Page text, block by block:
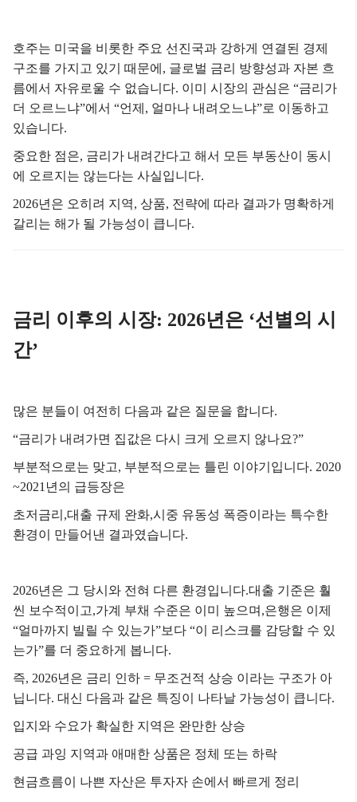
호주는 미국을 비롯한 주요 선진국과 강하게 연결된 경제
구조를 가지고 있기 때문에, 글로벌 금리 방향성과 자본 흐
름에서 자유로울 수 없습니다. 이미 시장의 관심은 “금리가
더 오르느냐”에서 “언제, 얼마나 내려오느냐”로 이동하고
있습니다.
중요한 점은, 금리가 내려간다고 해서 모든 부동산이 동시
에 오르지는 않는다는 사실입니다.
2026년은 오히려 지역, 상품, 전략에 따라 결과가 명확하게
갈리는 해가 될 가능성이 큽니다.
금리 이후의 시장: 2026년은 ‘선별의 시
간’
많은 분들이 여전히 다음과 같은 질문을 합니다.
“금리가 내려가면 집값은 다시 크게 오르지 않나요?”
부분적으로는 맞고, 부분적으로는 틀린 이야기입니다. 2020
~2021년의 급등장은
초저금리,대출 규제 완화,시중 유동성 폭증이라는 특수한
환경이 만들어낸 결과였습니다.
2026년은 그 당시와 전혀 다른 환경입니다.대출 기준은 훨
씬 보수적이고,가계 부채 수준은 이미 높으며,은행은 이제
“얼마까지 빌릴 수 있는가”보다 “이 리스크를 감당할 수 있
는가”를 더 중요하게 봅니다.
즉, 2026년은 금리 인하 = 무조건적 상승 이라는 구조가 아
닙니다. 대신 다음과 같은 특징이 나타날 가능성이 큽니다.
입지와 수요가 확실한 지역은 완만한 상승
공급 과잉 지역과 애매한 상품은 정체 또는 하락
현금흐름이 나쁜 자산은 투자자 손에서 빠르게 정리